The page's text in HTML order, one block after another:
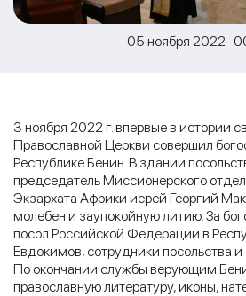
05 ноября 2022
3 ноября 2022 г. впервые в истории
Православной Церкви совершил
Республике Бенин. В здании
председатель Миссионерского
Экзархата Африки иерей Георгий
молебен и заупокойную литию. За
посол Российской Федерации в
Евдокимов, сотрудники посольства и
По окончании службы верующим
православную литературу, иконы,